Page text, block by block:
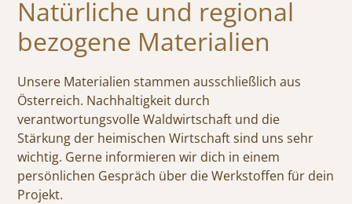
Natürliche und regional
bezogene Materialien
Unsere Materialien stammen ausschließlich aus
Österreich. Nachhaltigkeit durch
verantwortungsvolle Waldwirtschaft und die
Stärkung der heimischen Wirtschaft sind uns sehr
wichtig. Gerne informieren wir dich in einem
persönlichen Gespräch über die Werkstoffen für dein
Projekt.